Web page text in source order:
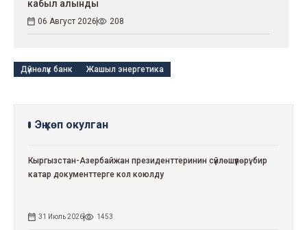
кабыл алынды
06 Август 2026 208
Дүйнөлүк банк Жашыл энергетика
Эң көп окулган
Кыргызстан-Азербайжан президенттеринин сүйлөшүүлөрү: бир
катар документтерге кол коюлду
31 Июль 2026 1453